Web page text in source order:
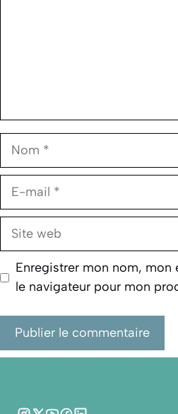
Nom
E-
Site
Enregistrer mon nom,
le navigateur pour mon